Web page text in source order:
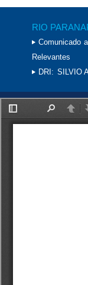
RIO
Comunicado
Relevantes
DRI: SILVIO